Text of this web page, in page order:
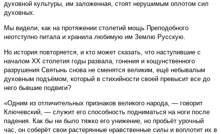
духовной культуры, им заложенная, стоят нерушимым оплотом сил
духовных.
Мы видели, как на протяжении столетий мощь Преподобного
неотступно питала и хранила любимую им Землю Русскую.
Но история повторяется, и кто может сказать, что наступившие с
началом XX столетия годы развала, гонения и кощунственного
разрушения Святынь снова не сменятся великим, ещё небывалым
духовным подъёмом, который в стихийности своей превысит все до
него бывшие подвиги?
«Одним из отличительных признаков великого народа, — говорит
Ключевский, — служит его способность подниматься на ноги после
падения. Как бы ни было тяжко его унижение, но пробьёт урочный
час, он соберёт свои растерянные нравственные силы и воплотит их в